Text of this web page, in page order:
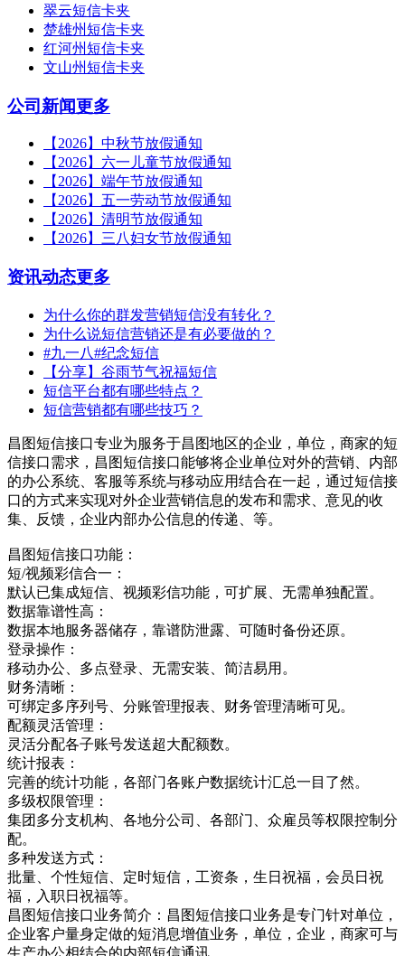
翠云短信卡夹
楚雄州短信卡夹
红河州短信卡夹
文山州短信卡夹
公司新闻更多
【2026】中秋节放假通知
【2026】六一儿童节放假通知
【2026】端午节放假通知
【2026】五一劳动节放假通知
【2026】清明节放假通知
【2026】三八妇女节放假通知
资讯动态更多
为什么你的群发营销短信没有转化？
为什么说短信营销还是有必要做的？
#九一八#纪念短信
【分享】谷雨节气祝福短信
短信平台都有哪些特点？
短信营销都有哪些技巧？
昌图短信接口专业为服务于昌图地区的企业，单位，商家的短
信接口需求，昌图短信接口能够将企业单位对外的营销、内部
的办公系统、客服等系统与移动应用结合在一起，通过短信接
口的方式来实现对外企业营销信息的发布和需求、意见的收
集、反馈，企业内部办公信息的传递、等。
昌图短信接口功能：
短/视频彩信合一：
默认已集成短信、视频彩信功能，可扩展、无需单独配置。
数据靠谱性高：
数据本地服务器储存，靠谱防泄露、可随时备份还原。
登录操作：
移动办公、多点登录、无需安装、简洁易用。
财务清晰：
可绑定多序列号、分账管理报表、财务管理清晰可见。
配额灵活管理：
灵活分配各子账号发送超大配额数。
统计报表：
完善的统计功能，各部门各账户数据统计汇总一目了然。
多级权限管理：
集团多分支机构、各地分公司、各部门、众雇员等权限控制分
配。
多种发送方式：
批量、个性短信、定时短信，工资条，生日祝福，会员日祝
福，入职日祝福等。
昌图短信接口业务简介：昌图短信接口业务是专门针对单位，
企业客户量身定做的短消息增值业务，单位，企业，商家可与
生产办公相结合的内部短信通讯，